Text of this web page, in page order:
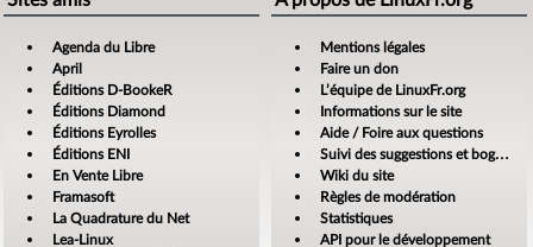
Agenda du Libre
April
Éditions D-BookeR
Éditions Diamond
Éditions Eyrolles
Éditions ENI
En Vente Libre
Framasoft
La Quadrature du Net
Lea-Linux
Mentions légales
Faire un don
L’équipe de LinuxFr.org
Informations sur le site
Aide / Foire aux questions
Suivi des suggestions et bogues
Wiki du site
Règles de modération
Statistiques
API pour le développement